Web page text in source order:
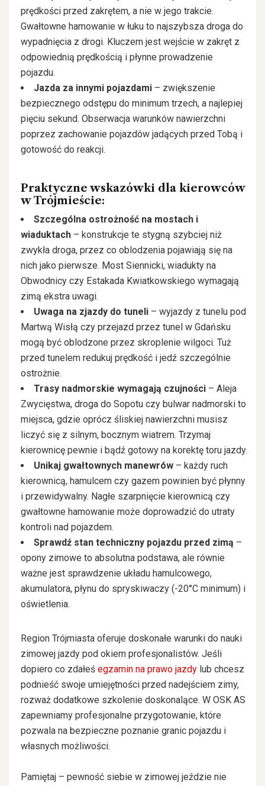
prędkości przed zakrętem, a nie w jego trakcie.
Gwałtowne hamowanie w łuku to najszybsza droga do
wypadnięcia z drogi. Kluczem jest wejście w zakręt z
odpowiednią prędkością i płynne prowadzenie
pojazdu.
Jazda za innymi pojazdami – zwiększenie
bezpiecznego odstępu do minimum trzech, a najlepiej
pięciu sekund. Obserwacja warunków nawierzchni
poprzez zachowanie pojazdów jadących przed Tobą i
gotowość do reakcji.
Praktyczne wskazówki dla kierowców
w Trójmieście:
Szczególna ostrożność na mostach i
wiaduktach – konstrukcje te stygną szybciej niż
zwykła droga, przez co oblodzenia pojawiają się na
nich jako pierwsze. Most Siennicki, wiadukty na
Obwodnicy czy Estakada Kwiatkowskiego wymagają
zimą ekstra uwagi.
Uwaga na zjazdy do tuneli – wyjazdy z tunelu pod
Martwą Wisłą czy przejazd przez tunel w Gdańsku
mogą być oblodzone przez skroplenie wilgoci. Tuż
przed tunelem redukuj prędkość i jedź szczególnie
ostrożnie.
Trasy nadmorskie wymagają czujności – Aleja
Zwycięstwa, droga do Sopotu czy bulwar nadmorski to
miejsca, gdzie oprócz śliskiej nawierzchni musisz
liczyć się z silnym, bocznym wiatrem. Trzymaj
kierownicę pewnie i bądź gotowy na korektę toru jazdy.
Unikaj gwałtownych manewrów – każdy ruch
kierownicą, hamulcem czy gazem powinien być płynny
i przewidywalny. Nagłe szarpnięcie kierownicą czy
gwałtowne hamowanie może doprowadzić do utraty
kontroli nad pojazdem.
Sprawdź stan techniczny pojazdu przed zimą –
opony zimowe to absolutna podstawa, ale równie
ważne jest sprawdzenie układu hamulcowego,
akumulatora, płynu do spryskiwaczy (-20°C minimum) i
oświetlenia.
Region Trójmiasta oferuje doskonałe warunki do nauki
zimowej jazdy pod okiem profesjonalistów. Jeśli
dopiero co zdałeś egzamin na prawo jazdy lub chcesz
podnieść swoje umiejętności przed nadejściem zimy,
rozważ dodatkowe szkolenie doskonalące. W OSK AS
zapewniamy profesjonalne przygotowanie, które
pozwala na bezpieczne poznanie granic pojazdu i
własnych możliwości.
Pamiętaj – pewność siebie w zimowej jeździe nie